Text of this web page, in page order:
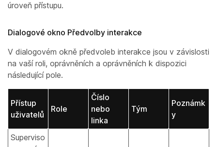
úroveň přístupu.
Dialogové okno Předvolby interakce
V dialogovém okně předvoleb interakce jsou v závislosti
na vaší roli, oprávněních a oprávněních k dispozici
následující pole.
Přístup
uživatelů
Role
Číslo
nebo
linka
Tým
Poznámk
y
Superviso